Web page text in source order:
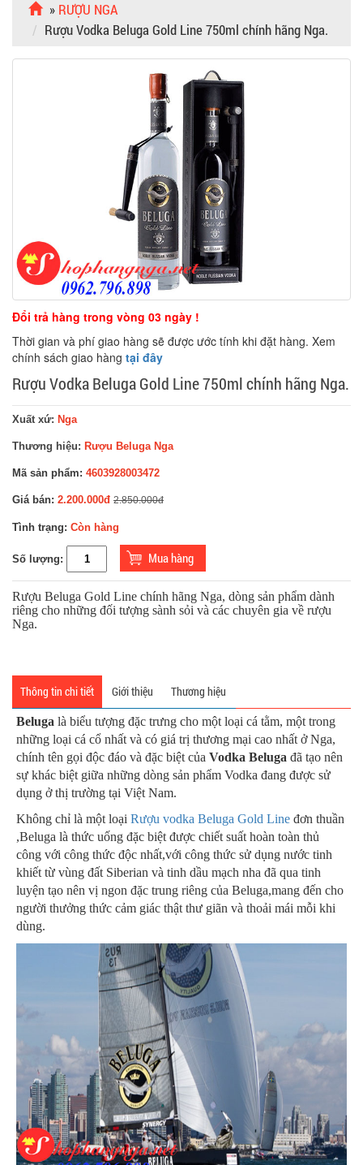
» RƯỢU NGA
Rượu Vodka Beluga Gold Line 750ml chính hãng Nga.
Đổi trả hàng trong vòng 03 ngày !
Thời gian và phí giao hàng sẽ được ước tính khi đặt hàng. Xem
chính sách giao hàng tại đây
Rượu Vodka Beluga Gold Line 750ml chính hãng Nga.
Xuất xứ: Nga
Thương hiệu: Rượu Beluga Nga
Mã sản phẩm: 4603928003472
Giá bán: 2.200.000đ 2.850.000đ
Tình trạng: Còn hàng
Số lượng:
Rượu Beluga Gold Line chính hãng Nga, dòng sản phẩm dành
riêng cho những đối tượng sành sỏi và các chuyên gia về rượu
Nga.
Thông tin chi tiết Giới thiệu Thương hiệu
Beluga là biểu tượng đặc trưng cho một loại cá tằm, một trong
những loại cá cổ nhất và có giá trị thương mại cao nhất ở Nga,
chính tên gọi độc đáo và đặc biệt của Vodka Beluga đã tạo nên
sự khác biệt giữa những dòng sản phẩm Vodka đang được sử
dụng ở thị trường tại Việt Nam.
Không chỉ là một loại Rượu vodka Beluga Gold Line đơn thuần
,Beluga là thức uống đặc biệt được chiết suất hoàn toàn thủ
công với công thức độc nhất,với công thức sử dụng nước tinh
khiết từ vùng đất Siberian và tinh dầu mạch nha đã qua tinh
luyện tạo nên vị ngon đặc trung riêng của Beluga,mang đến cho
người thưởng thức cảm giác thật thư giãn và thoải mái mỗi khi
dùng.